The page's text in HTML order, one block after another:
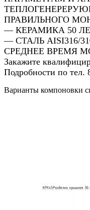
ПРАВИЛЬНОГО
— КЕРАМИКА 50
— СТАЛЬ AISI316/
СРЕДНЕЕ ВРЕМЯ
Закажите
Подробности по тел.
Варианты компоновки